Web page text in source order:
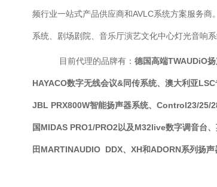
频行业一站式产品供应商和AVLC系统方案服务
系统、剧场剧院、音乐厅演艺文化中心灯光音响
目前代理的品牌有： 德国高端TWAUDiO
HAYACO数字无线会议&同传系统、澳大利亚
JBL PRX800W智能扬声器系统、Control23/25/
国MIDAS PRO1/PRO2以及M32live数字调音台
田MARTINAUDIO DDX、XH和ADORN系列扬声